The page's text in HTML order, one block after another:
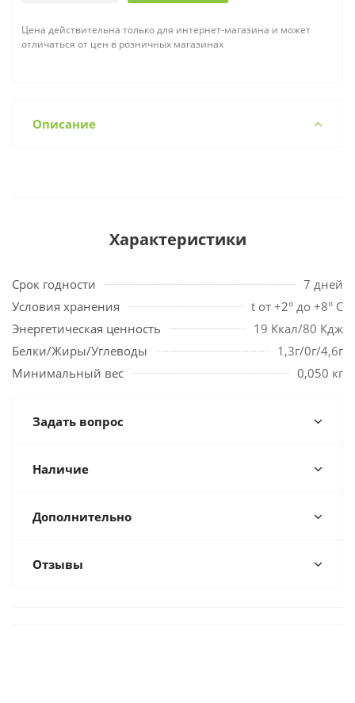
Цена действительна только для интернет-магазина и может
отличаться от цен в розничных магазинах
Описание
Характеристики
Срок годности
7 дней
Условия хранения
t от +2° до +8° С
Энергетическая ценность
19 Ккал/80 Кдж
Белки/Жиры/Углеводы
1,3г/0г/4,6г
Минимальный вес
0,050 кг
Задать вопрос
Наличие
Дополнительно
Отзывы